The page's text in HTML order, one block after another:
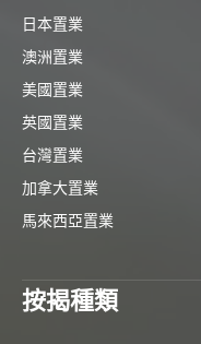
日本置業
澳洲置業
美國置業
英國置業
台灣置業
加拿大置業
馬來西亞置業
按揭種類